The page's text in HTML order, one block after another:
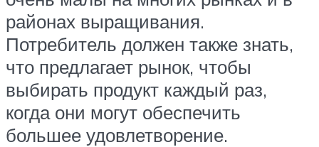
районах выращивания.
Потребитель должен также знать,
что предлагает рынок, чтобы
выбирать продукт каждый раз,
когда они могут обеспечить
большее удовлетворение.